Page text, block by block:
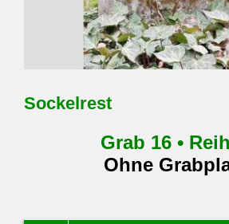
Sockelrest
Grab 16 •
Ohne